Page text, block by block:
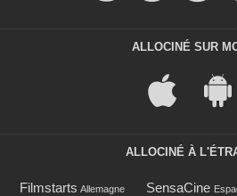
ALLOCINÉ SUR
ALLOCINÉ À
Filmstarts Allemagne SensaCine